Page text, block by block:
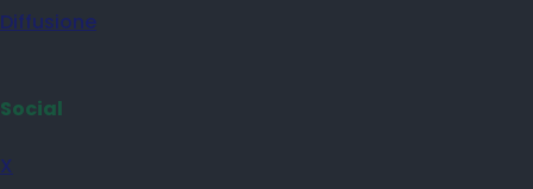
Diffusione
Social
X